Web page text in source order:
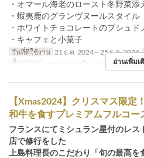
・オマール海老のロースト冬野菜添
・蝦夷鹿のグランヴヌールスタイル
・ホワイトチョコレートのブシュ
・キャフェと小菓子
วันที่ที่ใช้งาน 21 ธ.ค. 2024 ~ 25 ธ.ค. 2024
มื้ออาหาร
อาหารกลางวัน, อาหารเย็น จำกั
อ่านเพิ่มเ
【Xmas2024】クリスマス限定
和牛を食すプレミアムフルコー
フランスにてミシュラン星付のレス
店で修行をした
上島料理長のこだわり「旬の最高